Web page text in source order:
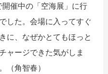
催中の「空海展」に行
した。会場に入ってすぐ
に、なぜかとてもほっと
ャージできた気がしま
（角智春）